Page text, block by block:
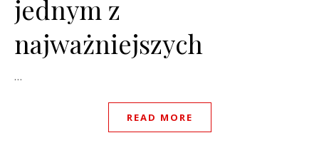
jednym z
najważniejszych
…
READ MORE